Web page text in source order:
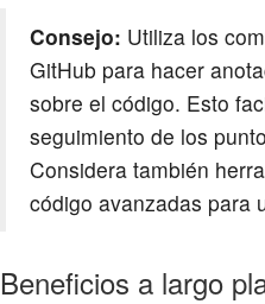
Consejo: Utiliza los
GitHub para hacer
sobre el código. Esto
seguimiento de los
Considera también
código avanzadas para
Beneficios a largo